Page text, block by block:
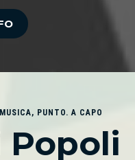
MUSICA, PUNTO. A CAPO
Popoli